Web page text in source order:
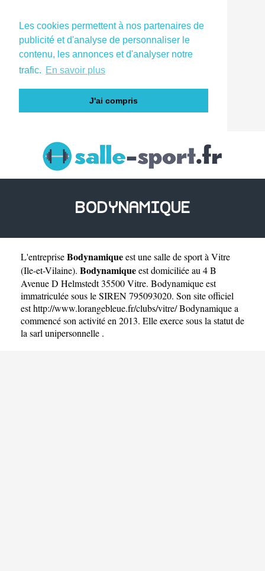
Les cookies permettent à nos partenaires de
publicité et d'analyse de personnaliser le
contenu, les annonces et d'analyser notre
trafic. En savoir plus
J'ai compris
BODYNAMIQUE
L'entrepriseBodynamiqueest unesalle de sport à Vitre
(Ile-et-Vilaine). Bodynamiqueest domiciliée au 4 B
Avenue D Helmstedt 35500 Vitre. Bodynamique est
immatriculée sous le SIREN 795093020. Son site officiel
esthttp://www.lorangebleue.fr/clubs/vitre/Bodynamique a
commencé son activité en 2013. Elle exerce sous la statut de
la sarl unipersonnelle .